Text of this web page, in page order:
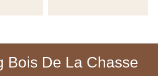
Bois De La Chasse